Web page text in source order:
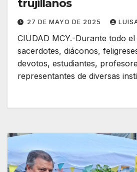
trujillanos
27 DE MAYO DE 2025
CIUDAD MCY.-Durante todo
sacerdotes, diáconos,
devotos, estudiantes,
representantes de diversas